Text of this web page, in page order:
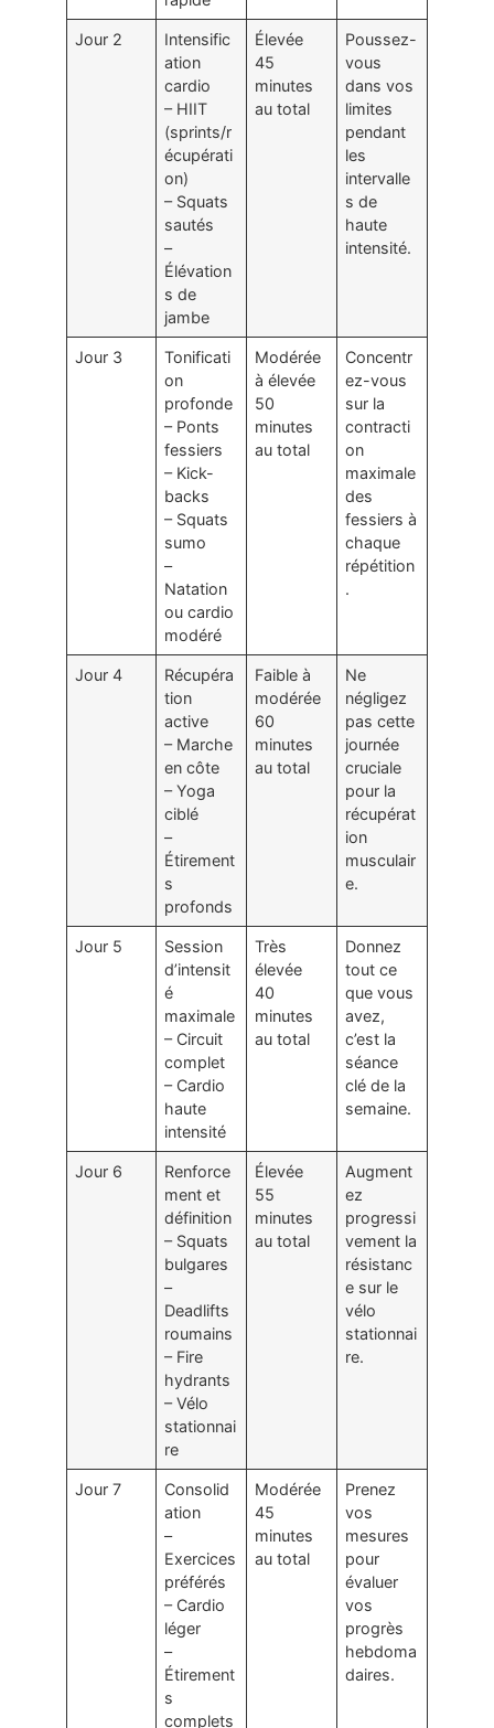
Jour 2
Intensific
ation
cardio
– HIIT
(sprints/r
écupérati
on)
– Squats
sautés
–
Élévation
s de
jambe
Élevée
45
minutes
au total
Poussez-
vous
dans vos
limites
pendant
les
intervalle
s de
haute
intensité.
Jour 3
Tonificati
on
profonde
– Ponts
fessiers
– Kick-
backs
– Squats
sumo
–
Natation
ou cardio
modéré
Modérée
à élevée
50
minutes
au total
Concentr
ez-vous
sur la
contracti
on
maximale
des
fessiers à
chaque
répétition
.
Jour 4
Récupéra
tion
active
– Marche
en côte
– Yoga
ciblé
–
Étirement
s
profonds
Faible à
modérée
60
minutes
au total
Ne
négligez
pas cette
journée
cruciale
pour la
récupérat
ion
musculair
e.
Jour 5
Session
d’intensit
é
maximale
– Circuit
complet
– Cardio
haute
intensité
Très
élevée
40
minutes
au total
Donnez
tout ce
que vous
avez,
c’est la
séance
clé de la
semaine.
Jour 6
Renforce
ment et
définition
– Squats
bulgares
–
Deadlifts
roumains
– Fire
hydrants
– Vélo
stationnai
re
Élevée
55
minutes
au total
Augment
ez
progressi
vement la
résistanc
e sur le
vélo
stationnai
re.
Jour 7
Consolid
ation
–
Exercices
préférés
– Cardio
léger
–
Étirement
s
complets
Modérée
45
minutes
au total
Prenez
vos
mesures
pour
évaluer
vos
progrès
hebdoma
daires.